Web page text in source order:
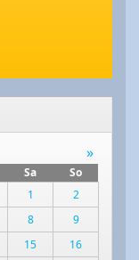
»
Sa
So
1
2
8
9
15
16